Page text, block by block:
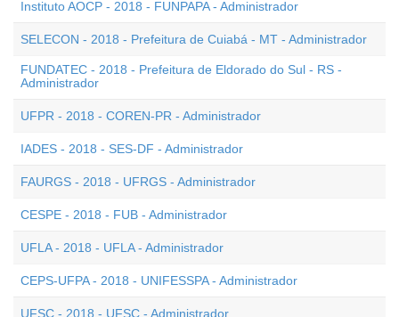
Instituto AOCP - 2018 - FUNPAPA - Administrador
SELECON - 2018 - Prefeitura de Cuiabá - MT - Administrador
FUNDATEC - 2018 - Prefeitura de Eldorado do Sul - RS -
Administrador
UFPR - 2018 - COREN-PR - Administrador
IADES - 2018 - SES-DF - Administrador
FAURGS - 2018 - UFRGS - Administrador
CESPE - 2018 - FUB - Administrador
UFLA - 2018 - UFLA - Administrador
CEPS-UFPA - 2018 - UNIFESSPA - Administrador
UFSC - 2018 - UFSC - Administrador